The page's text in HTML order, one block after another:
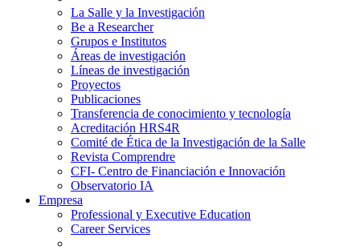
La Salle y la Investigación
Be a Researcher
Grupos e Institutos
Áreas de investigación
Líneas de investigación
Proyectos
Publicaciones
Transferencia de conocimiento y tecnología
Acreditación HRS4R
Comité de Ética de la Investigación de la Salle
Revista Comprendre
CFI- Centro de Financiación e Innovación
Observatorio IA
Empresa
Professional y Executive Education
Career Services